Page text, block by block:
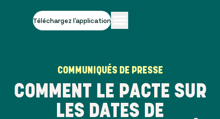
Téléchargez l'application
COMMUNIQUÉS DE PRESSE
COMMENT LE PACTE SUR
LES DATES DE